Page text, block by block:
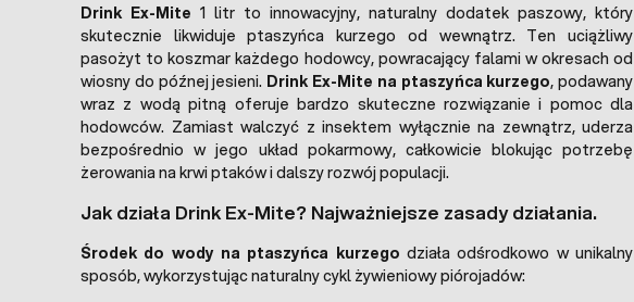
Drink Ex-Mite 1 litr to innowacyjny, naturalny dodatek paszowy, który
skutecznie likwiduje ptaszyńca kurzego od wewnątrz. Ten uciążliwy
pasożyt to koszmar każdego hodowcy, powracający falami w okresach od
wiosny do późnej jesieni. Drink Ex-Mite na ptaszyńca kurzego, podawany
wraz z wodą pitną oferuje bardzo skuteczne rozwiązanie i pomoc dla
hodowców. Zamiast walczyć z insektem wyłącznie na zewnątrz, uderza
bezpośrednio w jego układ pokarmowy, całkowicie blokując potrzebę
żerowania na krwi ptaków i dalszy rozwój populacji.
Jak działa Drink Ex-Mite? Najważniejsze zasady działania.
Środek do wody na ptaszyńca kurzego działa odśrodkowo w unikalny
sposób, wykorzystując naturalny cykl żywieniowy piórojadów: